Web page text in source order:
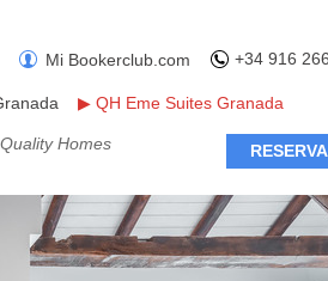
+34 916
Mi Bookerclub.com
▶ QH Eme Suites Granada
Homes